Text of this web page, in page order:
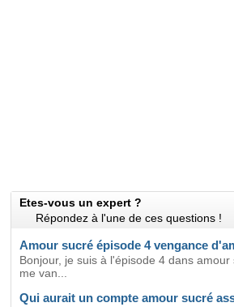
Etes-vous un expert ?
Répondez à l'une de ces questions !
Amour sucré épisode 4 vengance
Bonjour, je suis à l'épisode 4 dans
me van...
Qui aurait un compte amour sucré